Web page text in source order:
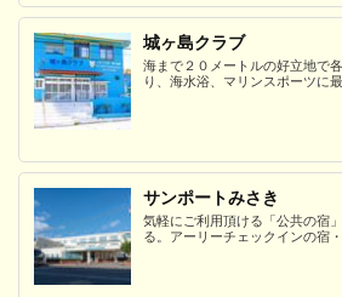
城ヶ島クラブ
海まで２０メートルの好立地で
り、海水浴、マリンスポーツに
サンポートみさき
気軽にご利用頂ける「公共の宿
る。アーリーチェックインの宿